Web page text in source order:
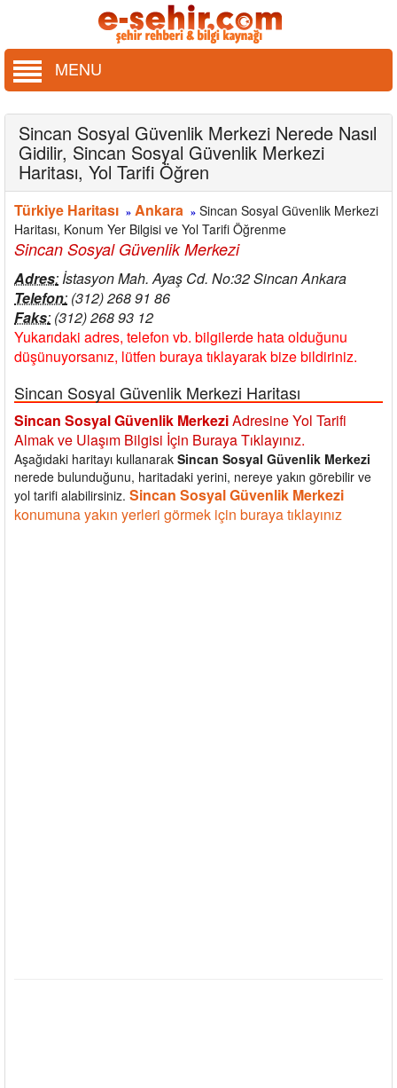
MENU
Sincan Sosyal Güvenlik Merkezi Nerede Nasıl
Gidilir, Sincan Sosyal Güvenlik Merkezi
Haritası, Yol Tarifi Öğren
Türkiye Haritası » Ankara » Sincan Sosyal Güvenlik Merkezi
Haritası, Konum Yer Bilgisi ve Yol Tarifi Öğrenme
Sincan Sosyal Güvenlik Merkezi
Adres: İstasyon Mah. Ayaş Cd. No:32 Sincan Ankara
Telefon: (312) 268 91 86
Faks: (312) 268 93 12
Yukarıdaki adres, telefon vb. bilgilerde hata olduğunu
düşünuyorsanız, lütfen buraya tıklayarak bize bildiriniz.
Sincan Sosyal Güvenlik Merkezi Haritası
Sincan Sosyal Güvenlik MerkeziAdresine Yol Tarifi
Almak ve Ulaşım Bilgisi İçin Buraya Tıklayınız.
Aşağıdaki haritayı kullanarak Sincan Sosyal Güvenlik Merkezi
nerede bulunduğunu, haritadaki yerini, nereye yakın görebilir ve
yol tarifi alabilirsiniz. Sincan Sosyal Güvenlik Merkezi
konumuna yakın yerleri görmek için buraya tıklayınız